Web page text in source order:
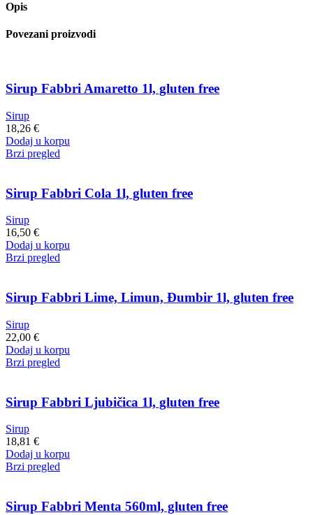
1l,
free
Opis
Povezani proizvodi
Sirup Fabbri Amaretto 1l, gluten free
Sirup
18,26 €
Dodaj u korpu
Brzi pregled
Sirup Fabbri Cola 1l, gluten free
Sirup
16,50 €
Dodaj u korpu
Brzi pregled
Sirup Fabbri Lime, Limun, Đumbir 1l, gluten free
Sirup
22,00 €
Dodaj u korpu
Brzi pregled
Sirup Fabbri Ljubičica 1l, gluten free
Sirup
18,81 €
Dodaj u korpu
Brzi pregled
Sirup Fabbri Menta 560ml, gluten free